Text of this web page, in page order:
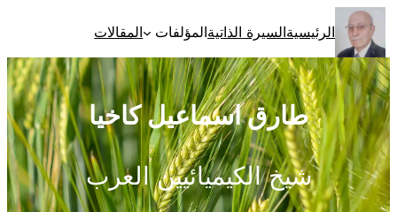
تخطى
إلى
المحتوى
الرئيسيةالسيرة الذاتيةالمؤلفات المقالات
طارق اسماعيل كاخيا
شيخ الكيميائيين العرب